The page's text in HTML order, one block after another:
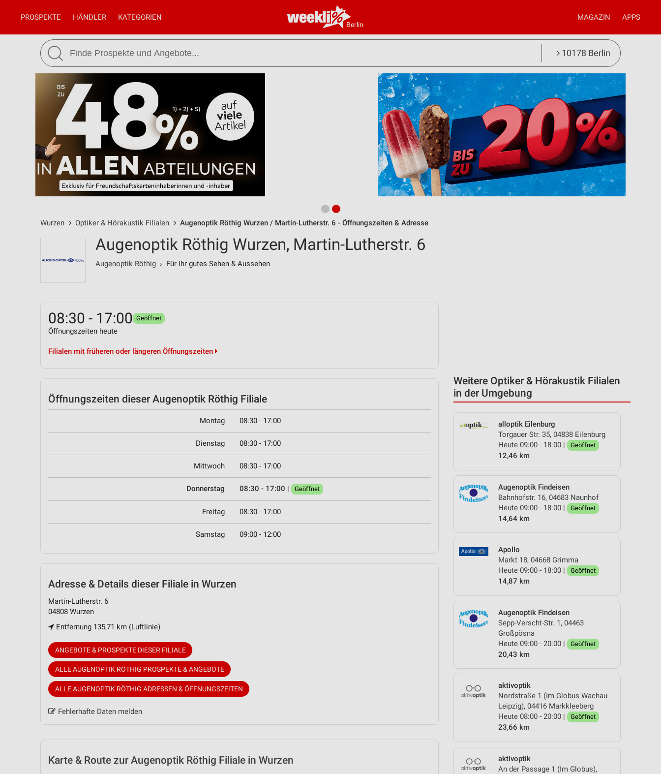
Berlin
PROSPEKTE HÄNDLER KATEGORIEN MAGAZIN APPS
10178 Berlin
Wurzen Optiker & Hörakustik Filialen Augenoptik Röthig Wurzen / Martin-Lutherstr. 6 - Öffnungszeiten & Adresse
Weitere Optiker & Hörakustik Filialen
in der Umgebung
alloptik Eilenburg
Torgauer Str. 35, 04838 Eilenburg
Heute 09:00 - 18:00 |
Geöffnet
12,46 km
Augenoptik Findeisen
Bahnhofstr. 16, 04683 Naunhof
Heute 09:00 - 18:00 |
Geöffnet
14,64 km
Apollo
Markt 18, 04668 Grimma
Heute 09:00 - 18:00 |
Geöffnet
14,87 km
Augenoptik Findeisen
Sepp-Verscht-Str. 1, 04463
Großpösna
Heute 09:00 - 20:00 |
Geöffnet
20,43 km
aktivoptik
Nordstraße 1 (Im Globus Wachau-
Leipzig), 04416 Markkleeberg
Heute 08:00 - 20:00 |
Geöffnet
23,66 km
aktivoptik
An der Passage 1 (Im Globus),
Augenoptik Röthig Wurzen, Martin-Lutherstr. 6
Augenoptik Röthig › Für Ihr gutes Sehen & Aussehen
08:30 - 17:00 Geöffnet
Öffnungszeiten heute
Filialen mit früheren oder längeren Öffnungszeiten
Öffnungszeiten dieser Augenoptik Röthig Filiale
Montag 08:30 - 17:00
Dienstag 08:30 - 17:00
Mittwoch 08:30 - 17:00
Donnerstag 08:30 - 17:00 | Geöffnet
Freitag 08:30 - 17:00
Samstag 09:00 - 12:00
Adresse & Details dieser Filiale in Wurzen
Martin-Lutherstr. 6
04808 Wurzen
Entfernung 135,71 km (Luftlinie)
ANGEBOTE & PROSPEKTE DIESER FILIALE
ALLE AUGENOPTIK RÖTHIG PROSPEKTE & ANGEBOTE
ALLE AUGENOPTIK RÖTHIG ADRESSEN & ÖFFNUNGSZEITEN
Fehlerhafte Daten melden
Karte & Route zur Augenoptik Röthig Filiale in Wurzen